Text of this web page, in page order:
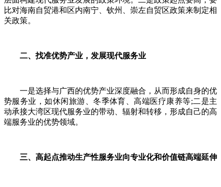
比对海南自贸港和区内南宁、钦州、崇左自贸区政策来制定相
关政策。
二、找准优势产业，发展现代服务业
一是选择与广西的优势产业深度融合，从而形成自身的优
势服务业，如休闲旅游、冬季体育、高端医疗康养等;二是主
动承接大湾区现代服务业的带动、辐射和转移，形成自己的高
端服务业的优势领域。
三、高起点推动生产性服务业向专业化和价值链高端延伸